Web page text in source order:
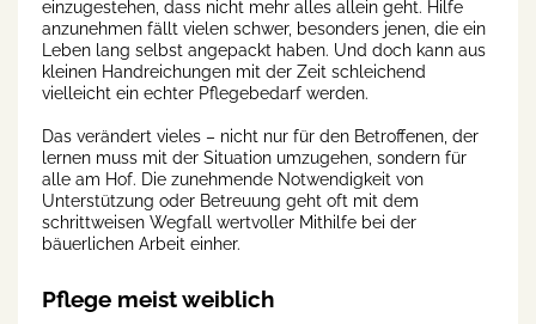
einzugestehen, dass nicht mehr alles allein geht. Hilfe
anzunehmen fällt vielen schwer, besonders jenen, die ein
Leben lang selbst angepackt haben. Und doch kann aus
kleinen Handreichungen mit der Zeit schleichend
vielleicht ein echter Pflegebedarf werden.
Das verändert vieles – nicht nur für den Betroffenen, der
lernen muss mit der Situation umzugehen, sondern für
alle am Hof. Die zunehmende Notwendigkeit von
Unterstützung oder Betreuung geht oft mit dem
schrittweisen Wegfall wertvoller Mithilfe bei der
bäuerlichen Arbeit einher.
Pflege meist weiblich